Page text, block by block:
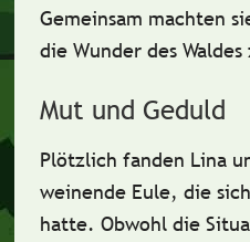
Gemeinsam machten
die Wunder des
Mut und Geduld
Plötzlich fanden Lina
weinende Eule, die
hatte. Obwohl die